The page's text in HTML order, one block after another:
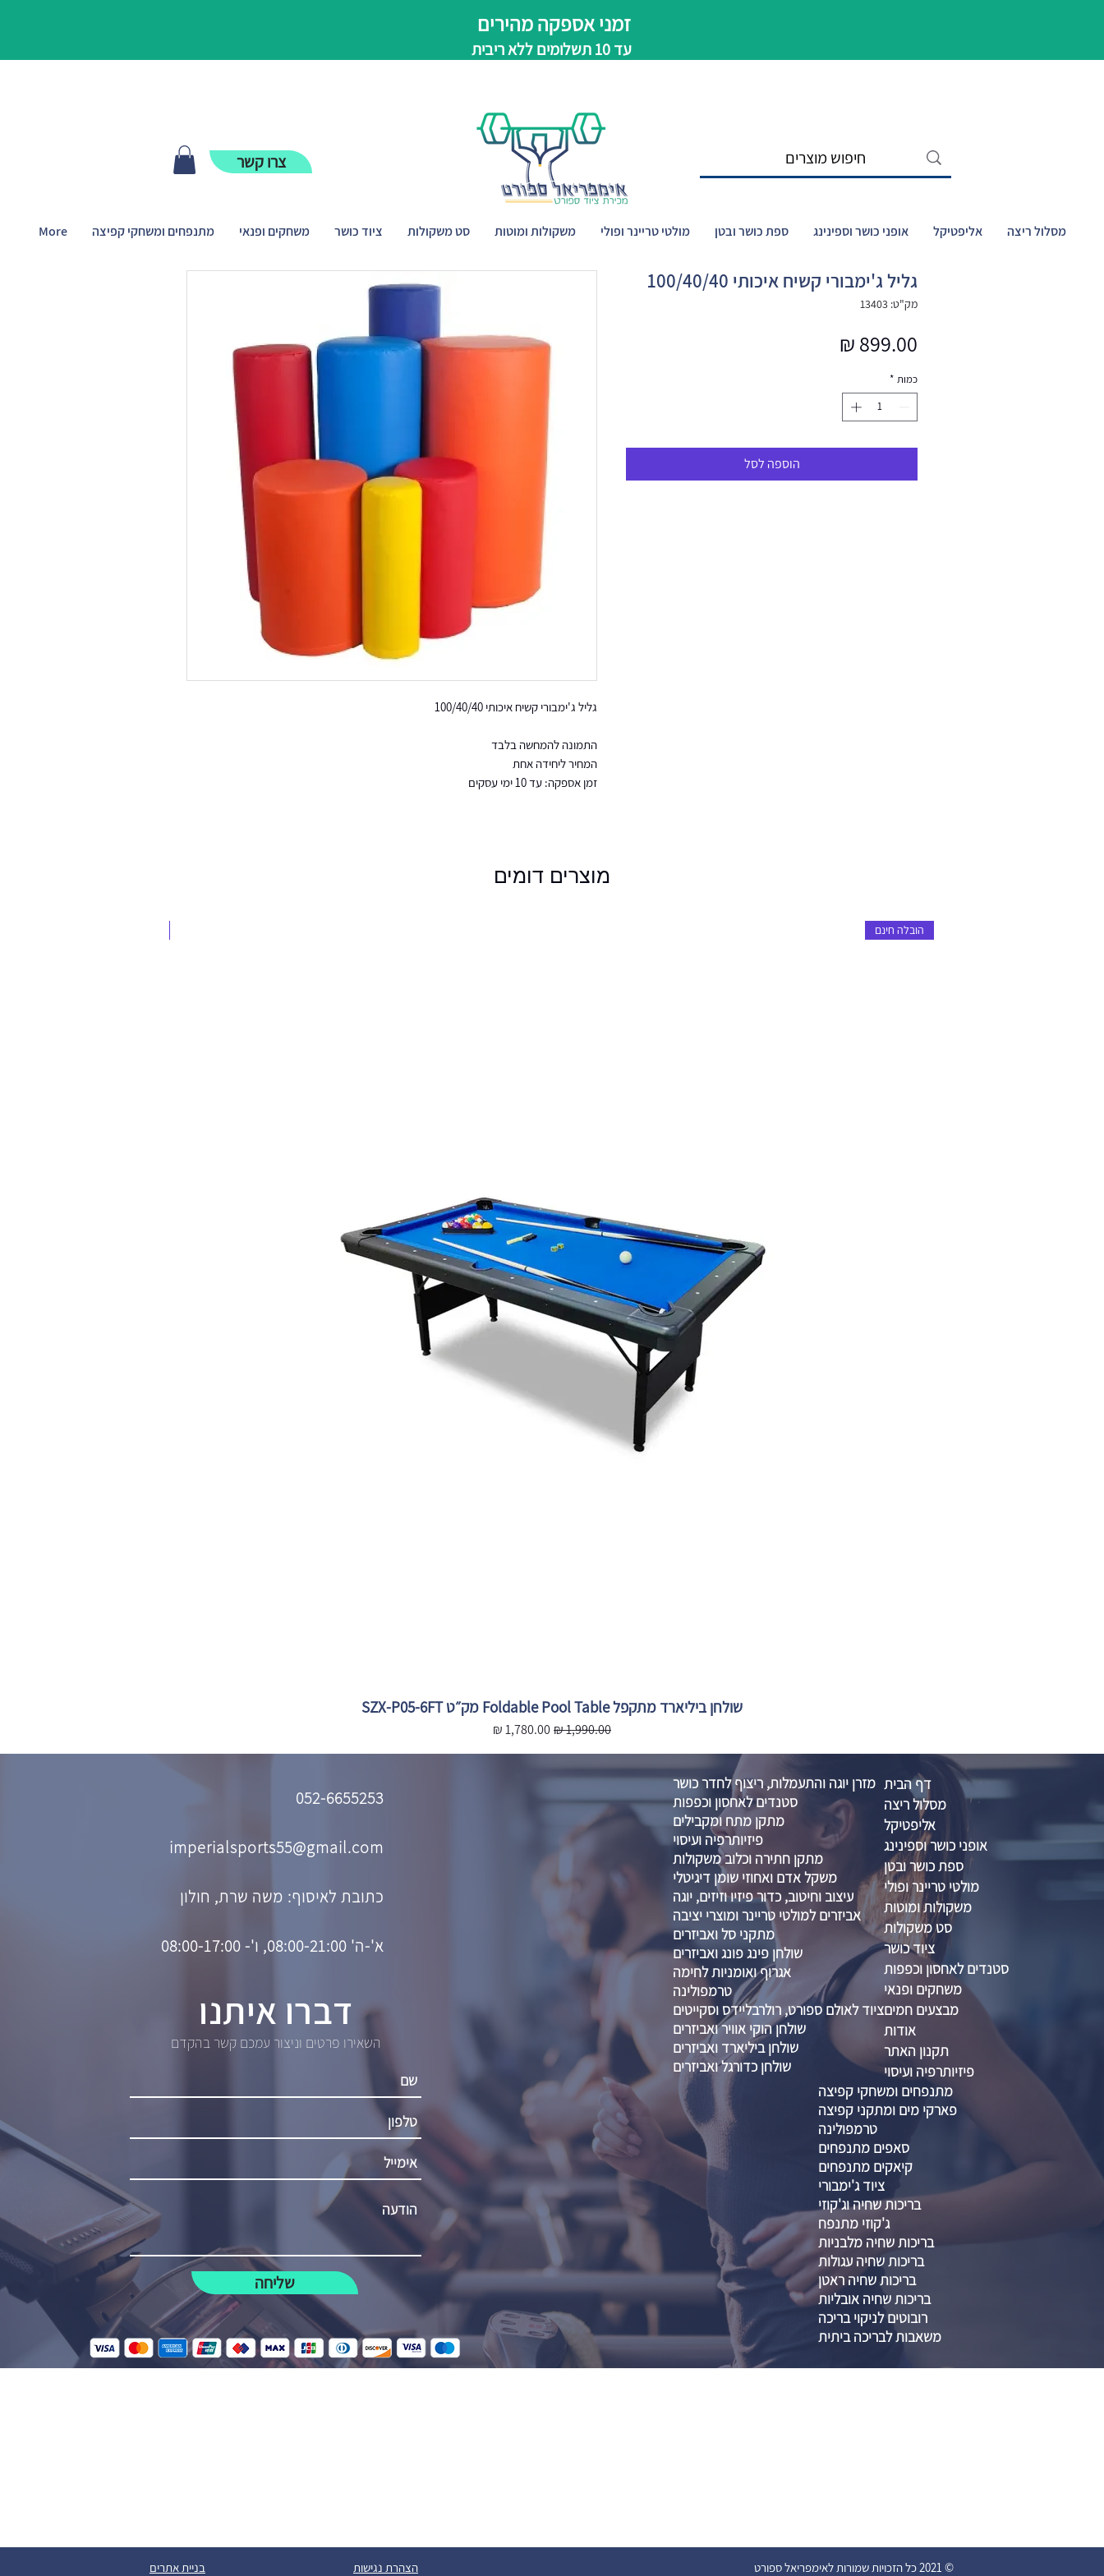
זמני אספקה מהירים
עד 10 תשלומים ללא ריבית
צרו קשר
מסלול ריצה אליפטיקל אופני כושר וספינינג ספת כושר ובטן מולטי טריינר ופולי משקולות ומוטות סט משקולות ציוד כושר משחקים ופנאי מתנפחים ומשחקי קפיצה More
גליל ג'ימבורי קשיח איכותי 100/40/40
התמונה להמחשה בלבד
המחיר ליחידה אחת
זמן אספקה: עד 10 ימי עסקים
גליל ג'ימבורי קשיח איכותי 100/40/40
מק"ט: 13403
כמות *
הוספה לסל
מוצרים דומים
הובלה חינם
שולחן ביליארד מתקפל Foldable Pool Table מק״ט SZX-P05-6FT
מחיר רגיל מחיר מבצע
052-6655253
imperialsports55@gmail.com
כתובת לאיסוף: משה שרת, חולון
א'-ה' 08:00-21:00, ו'- 08:00-17:00
דברו איתנו
השאירו פרטים וניצור עמכם קשר בהקדם
שליחה
מזרן יוגה והתעמלות, ריצוף לחדר כושר
סטנדים לאחסון וכפפות
מתקן מתח ומקבילים
פיזיותרפיה ועיסוי
מתקן חתירה וכלוב משקולות
משקל אדם ואחוזי שומן דיגיטלי
עיצוב וחיטוב, כדור פיזיו וזיזים, יוגה
אביזרים למולטי טריינר ומוצרי יציבה
מתקני סל ואביזרים
שולחן פינג פונג ואביזרים
אגרוף ואומניות לחימה
טרמפולינה
ציוד לאולם ספורט, רולרבליידס וסקייטים
שולחן הוקי אוויר ואביזרים
שולחן ביליארד ואביזרים
שולחן כדורגל ואביזרים
דף הבית
מסלול ריצה
אליפטיקל
אופני כושר וספינינג
ספת כושר ובטן
מולטי טריינר ופולי
משקולות ומוטות
סט משקולות
ציוד כושר
סטנדים לאחסון וכפפות
משחקים ופנאי
מבצעים חמים
אודות
תקנון האתר
פיזיותרפיה ועיסוי
מתנפחים ומשחקי קפיצה
פארקי מים ומתקני קפיצה
טרמפולינה
סאפים מתנפחים
קיאקים מתנפחים
ציוד ג'ימבורי
בריכות שחיה וג'קוזי
ג'קוזי מתנפח
בריכות שחיה מלבניות
בריכות שחיה עגולות
בריכות שחיה ראטן
בריכות שחיה אובליות
רובוטים לניקוי בריכה
משאבות לבריכה ביתית
בניית אתרים הצהרת נגישות © 2021 כל הזכויות שמורות לאימפריאל ספורט